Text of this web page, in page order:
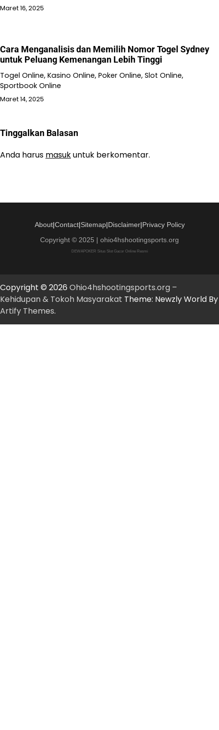
Maret 16, 2025
Cara Menganalisis dan Memilih Nomor Togel Sydney
untuk Peluang Kemenangan Lebih Tinggi
Togel Online, Kasino Online, Poker Online, Slot Online,
Sportbook Online
Maret 14, 2025
Tinggalkan Balasan
Anda harus masukuntuk berkomentar.
About|Contact|Sitemap|Disclaimer|Privacy Policy
Copyright © 2025 | ohio4hshootingsports.org
DEWAPOKER Situs Slot Gacor Online Resmi
Copyright © 2026 Ohio4hshootingsports.org –
Kehidupan & Tokoh Masyarakat Theme: Newzly World By
Artify Themes.